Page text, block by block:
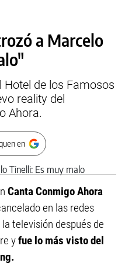
a Marcelo
Hotel de los Famosos
reality del
Ahora.
en
Canta Conmigo Ahora
en las redes
televisión después de
yfue lo más visto del